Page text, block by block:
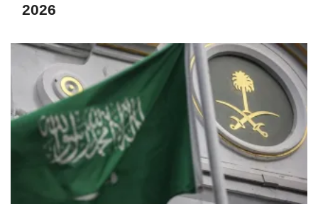
2026